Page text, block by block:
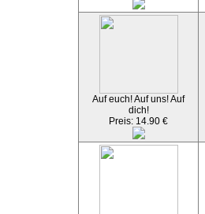
Auf euch! Auf uns! Auf
dich!
Preis: 14.90 €